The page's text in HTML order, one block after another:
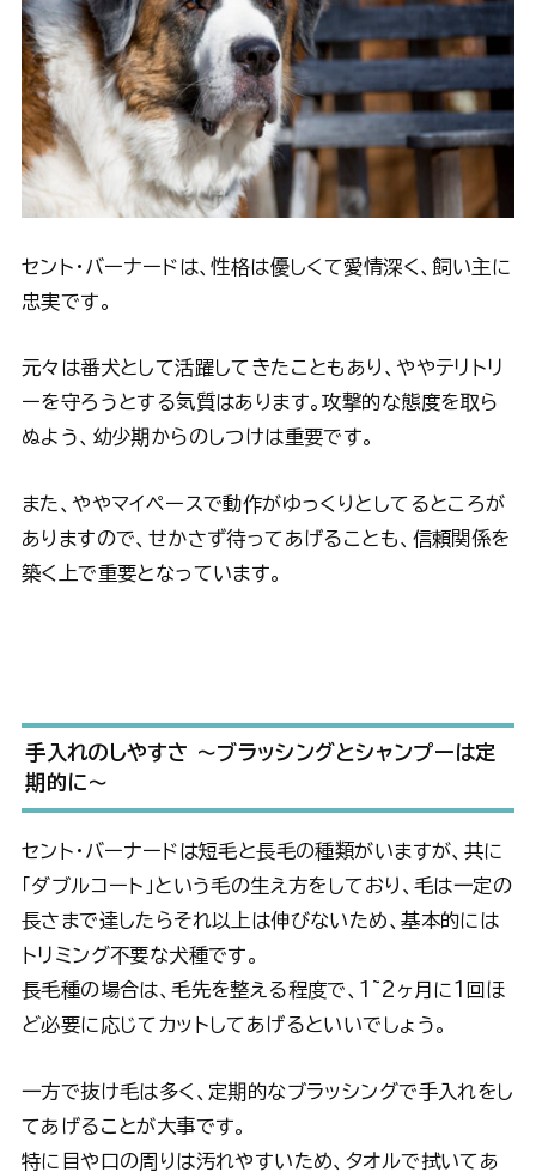
セント・バーナードは、性格は優しくて愛情深く、飼い主に
忠実です。
元々は番犬として活躍してきたこともあり、ややテリトリ
ーを守ろうとする気質はあります。攻撃的な態度を取ら
ぬよう、幼少期からのしつけは重要です。
また、ややマイペースで動作がゆっくりとしてるところが
ありますので、せかさず待ってあげることも、信頼関係を
築く上で重要となっています。
手入れのしやすさ 〜ブラッシングとシャンプーは定
期的に〜
セント・バーナードは短毛と長毛の種類がいますが、共に
「ダブルコート」という毛の生え方をしており、毛は一定の
長さまで達したらそれ以上は伸びないため、基本的には
トリミング不要な犬種です。
長毛種の場合は、毛先を整える程度で、1~2ヶ月に1回ほ
ど必要に応じてカットしてあげるといいでしょう。
一方で抜け毛は多く、定期的なブラッシングで手入れをし
てあげることが大事です。
特に目や口の周りは汚れやすいため、タオルで拭いてあ